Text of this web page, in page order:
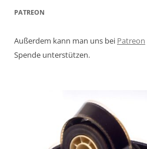
PATREON
Außerdem kann man uns bei Patreon
Spende unterstützen.